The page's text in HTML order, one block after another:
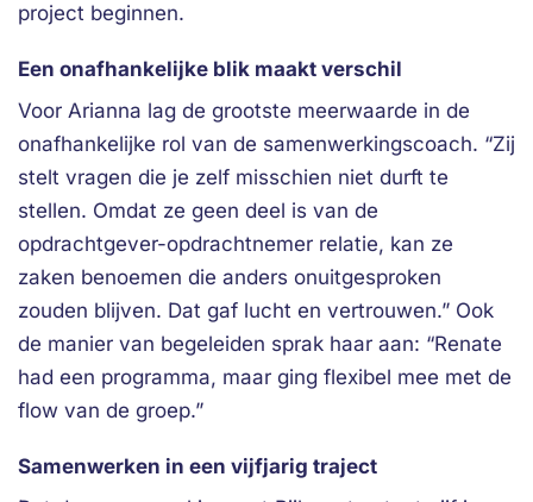
project beginnen.
Een onafhankelijke blik maakt verschil
Voor Arianna lag de grootste meerwaarde in de
onafhankelijke rol van de samenwerkingscoach. “Zij
stelt vragen die je zelf misschien niet durft te
stellen. Omdat ze geen deel is van de
opdrachtgever-opdrachtnemer relatie, kan ze
zaken benoemen die anders onuitgesproken
zouden blijven. Dat gaf lucht en vertrouwen.” Ook
de manier van begeleiden sprak haar aan: “Renate
had een programma, maar ging flexibel mee met de
flow van de groep.”
Samenwerken in een vijfjarig traject